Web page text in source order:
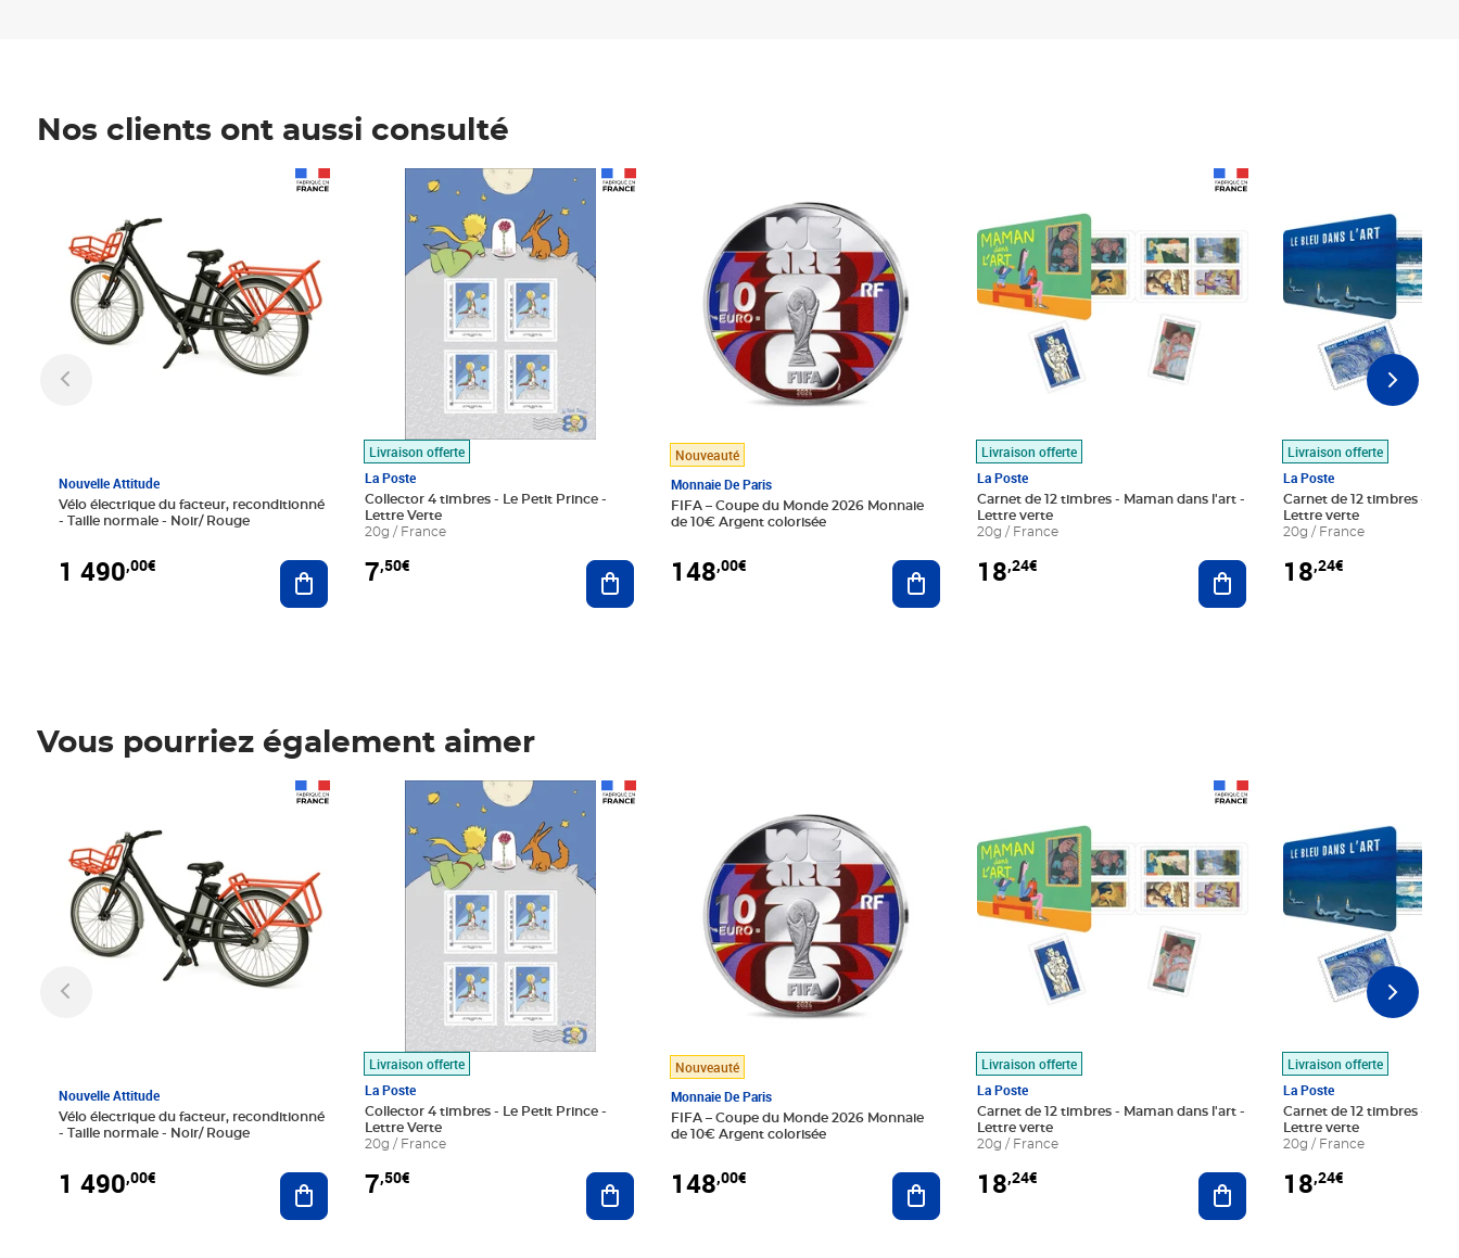
Nos clients ont aussi consulté
Nouvelle Attitude
Vélo électrique du facteur, reconditionné
- Taille normale - Noir/ Rouge
1 490,00€ Ajouter au panier
Livraison offerte
La Poste
Collector 4 timbres - Le Petit Prince -
Lettre Verte
20g / France
7,50€
Prix 7,50€
Ajouter au panier
Nouveauté
Monnaie De Paris
FIFA – Coupe du Monde 2026 Monnaie
de 10€ Argent colorisée
148,00€ Ajouter au panier
Livraison offerte
La Poste
Carnet de 12 timbres - Maman dans l'art -
Lettre verte
20g / France
18,24€ Ajouter au panier
Livraison offerte
La Poste
Carnet de 12 timbres - Le
Lettre verte
20g / France
18,24€
Vous pourriez également aimer
Nouvelle Attitude
Vélo électrique du facteur, reconditionné
- Taille normale - Noir/ Rouge
1 490,00€ Ajouter au panier
Livraison offerte
La Poste
Collector 4 timbres - Le Petit Prince -
Lettre Verte
20g / France
7,50€
Prix 7,50€
Ajouter au panier
Nouveauté
Monnaie De Paris
FIFA – Coupe du Monde 2026 Monnaie
de 10€ Argent colorisée
148,00€ Ajouter au panier
Livraison offerte
La Poste
Carnet de 12 timbres - Maman dans l'art -
Lettre verte
20g / France
18,24€ Ajouter au panier
Livraison offerte
La Poste
Carnet de 12 timbres - Le
Lettre verte
20g / France
18,24€